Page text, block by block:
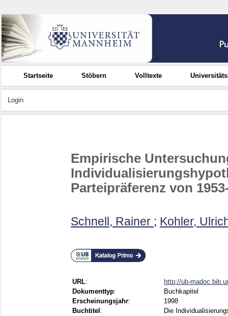
Startseite Stöbern Volltexte
Login
Empirische
Parteipräferenz von
Schnell, Rainer ; Kohler,
URL:
http://ub-
Dokumenttyp:
Buchkapitel
Erscheinungsjahr:
1998
Buchtitel :
Die